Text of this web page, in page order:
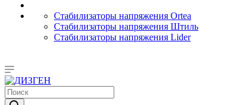
Стабилизаторы напряжения Ortea
Стабилизаторы напряжения Штиль
Стабилизаторы напряжения Lider